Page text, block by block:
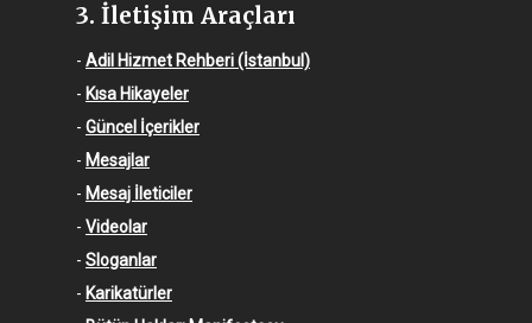
3. İletişim Araçları
- Adil Hizmet Rehberi (İstanbul)
- Kısa Hikayeler
- Güncel İçerikler
- Mesajlar
- Mesaj İleticiler
- Videolar
- Sloganlar
- Karikatürler